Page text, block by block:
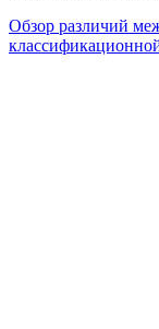
Обзор различий